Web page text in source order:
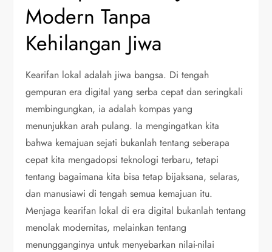
Modern Tanpa
Kehilangan Jiwa
Kearifan lokal adalah jiwa bangsa. Di tengah
gempuran era digital yang serba cepat dan seringkali
membingungkan, ia adalah kompas yang
menunjukkan arah pulang. Ia mengingatkan kita
bahwa kemajuan sejati bukanlah tentang seberapa
cepat kita mengadopsi teknologi terbaru, tetapi
tentang bagaimana kita bisa tetap bijaksana, selaras,
dan manusiawi di tengah semua kemajuan itu.
Menjaga kearifan lokal di era digital bukanlah tentang
menolak modernitas, melainkan tentang
menungganginya untuk menyebarkan nilai-nilai